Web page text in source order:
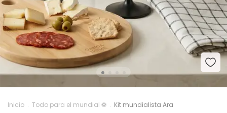
Inicio . Todo para el mundial ⚽ . Kit mundialista Ara